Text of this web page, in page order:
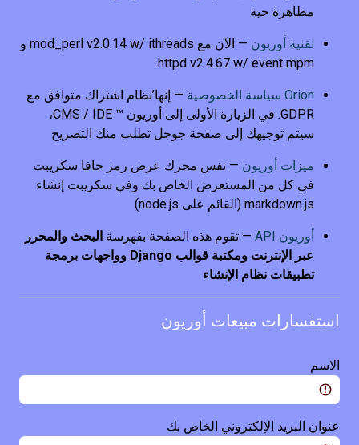
مظاهرة حية
تقنية أوريون
— الآن مع mod_perl v2.0.14 w/ ithreads و
httpd v2.4.67 w/ event mpm.
Orion سياسة الخصوصية
— إنها’نظام اشتراك متوافق مع
GDPR. في الزيارة الأولى إلى أوريون ™ CMS / IDE،
سيتم توجيهك إلى صفحة جوجل تطلب منك التصريح
ميزات أوريون — نفس محرك عرض رمز جافا سكريبت
في كل من المستعرض الخاص بك وفي سكريبت إنشاء
markdown.js (القائم على node.js)
أوريون API — تقوم هذه الصفحة بفهرسة البحث والمحرر
عبر الإنترنت ومكتبة قوالب Django وواجهات برمجة
تطبيقات نظام الإنشاء
استفسارات مبيعات أوريون
الاسم
عنوان البريد الإلكتروني الخاص بك